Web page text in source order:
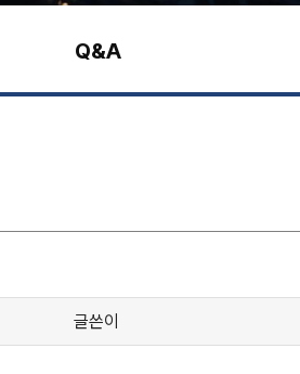
Q&A
글쓴이